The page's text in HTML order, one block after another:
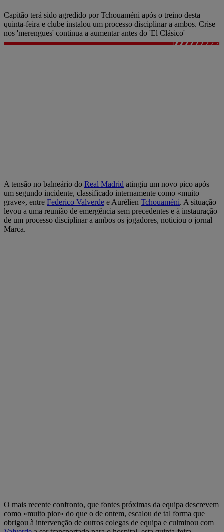
Capitão terá sido agredido por Tchouaméni após o treino desta
quinta-feira e clube instalou um processo disciplinar a ambos. Crise
nos 'merengues' continua a aumentar antes do 'El Clásico'
A tensão no balneário do Real Madrid atingiu um novo pico após
um segundo incidente, classificado internamente como «muito
grave», entre Federico Valverde e Aurélien Tchouaméni. A situação
levou a uma reunião de emergência sem precedentes e à instauração
de um processo disciplinar a ambos os jogadores, noticiou o jornal
Marca.
O mais recente confronto, que fontes próximas da equipa descrevem
como «muito pior» do que o de ontem, escalou de tal forma que
obrigou à intervenção de outros colegas de equipa e culminou com